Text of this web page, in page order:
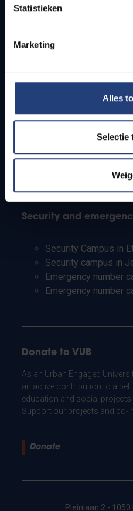
Statistieken
Marketing
Alles
Selectie
How to get to the
Students
PhD students
Teachers and
Working students
Security and
Security Campus in
Security campus in
Emergency number
Emergency number
Donate to VUB
As an Urban Engaged
an active contribution to a
education and social
Support our projects and co-
Donate
Pleinlaan 2 -